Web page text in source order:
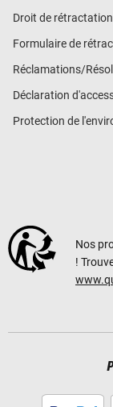
Droit de rétractation
Formulaire de
Réclamations/
Déclaration
Protection de
Nos
!